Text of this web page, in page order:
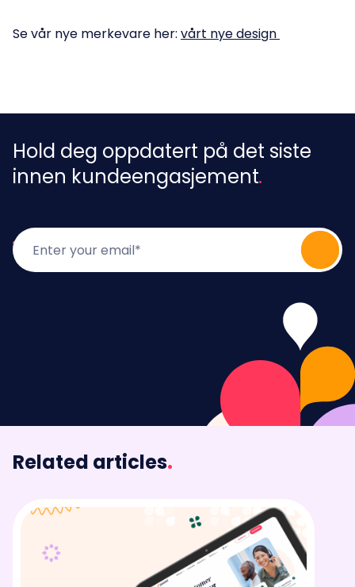
Se vår nye merkevare her: vårt nye design
Hold deg oppdatert på det siste
innen kundeengasjement
Related articles.